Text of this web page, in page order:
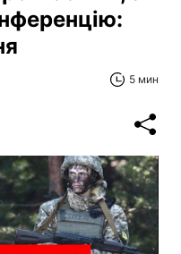
5 мин